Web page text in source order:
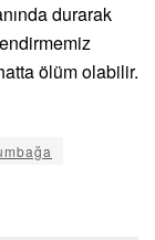
durarak
ölüm olabilir.